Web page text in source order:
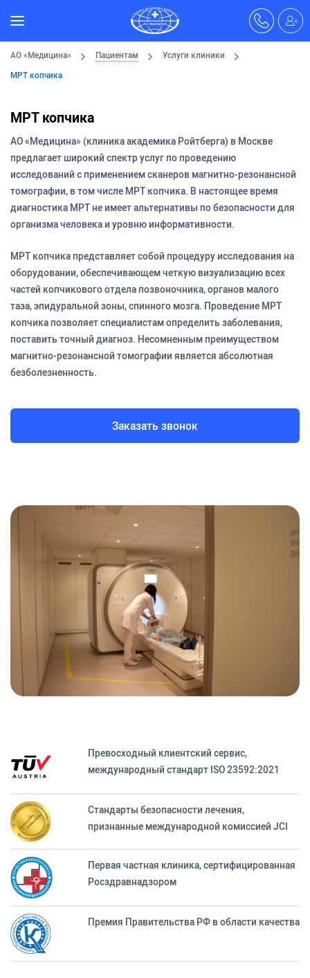
АО «Медицина» Пациентам
Услуги клиники
МРТ копчика
МРТ копчика
АО «Медицина» (клиника академика Ройтберга) в Москве
предлагает широкий спектр услуг по проведению
исследований с применением сканеров магнитно-резонансной
томографии, в том числе МРТ копчика. В настоящее время
диагностика МРТ не имеет альтернативы по безопасности для
организма человека и уровню информативности.
МРТ копчика представляет собой процедуру исследования на
оборудовании, обеспечивающем четкую визуализацию всех
частей копчикового отдела позвоночника, органов малого
таза, эпидуральной зоны, спинного мозга. Проведение МРТ
копчика позволяет специалистам определить заболевания,
поставить точный диагноз. Несомненным преимуществом
магнитно-резонансной томографии является абсолютная
безболезненность.
Заказать звонок
Превосходный клиентский сервиc,
международный стандарт ISO 23592:2021
Стандарты безопасности лечения,
признанные международной комиссией JCI
Первая частная клиника, сертифицированная
Росздравнадзором
Премия Правительства РФ в области качества